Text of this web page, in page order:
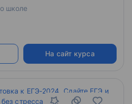
о школе
На сайт курса